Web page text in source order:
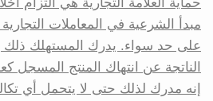
مبدأ الشرعية في المعاملات
على حد سواء. يدرك المستهلك ذلك
الناتجة عن انتهاك المنتج المسجل
إنه مدرك لذلك حتى لا يتحمل أي